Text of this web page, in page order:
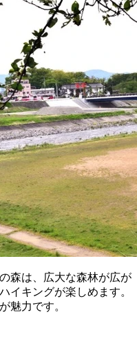
森は、広大な森林が広が
イキングが楽しめます。
魅力です。